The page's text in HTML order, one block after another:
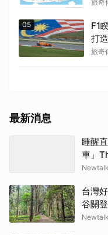
旅奇
05
F1
打
車
旅奇
最新消息
睡醒
車」
Newtalk
台灣
谷關
Newtalk